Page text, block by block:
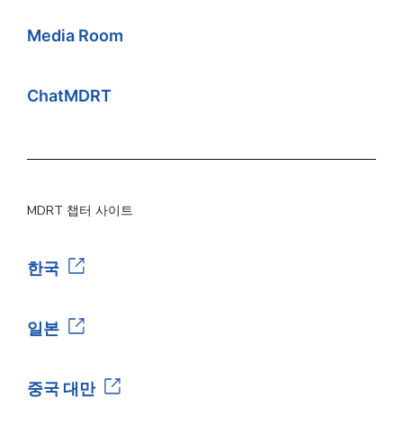
Media Room
ChatMDRT
MDRT 챕터 사이트
한국
일본
중국 대만